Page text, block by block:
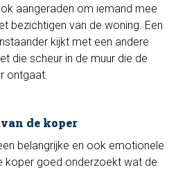
aangeraden om iemand mee
bezichtigen van de woning. Een
kijkt met een andere
die scheur in de muur die de
ontgaat.
de koper
belangrijke en ook emotionele
koper goed onderzoekt wat de